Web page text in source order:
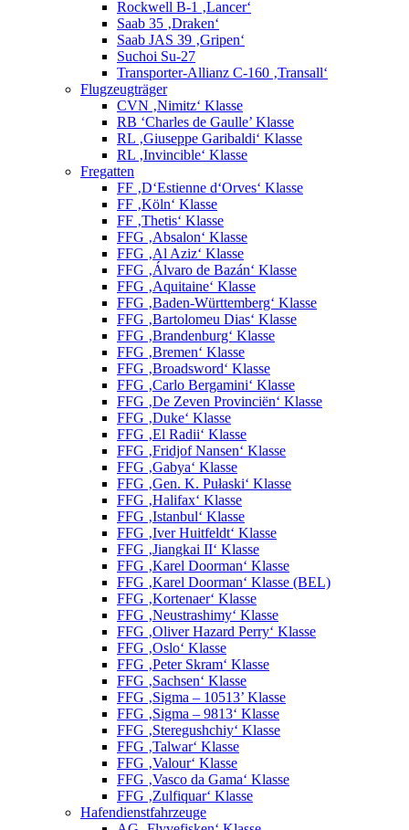
Rockwell B-1 ‚Lancer‘
Saab 35 ‚Draken‘
Saab JAS 39 ‚Gripen‘
Suchoi Su-27
Transporter-Allianz C-160 ‚Transall‘
Flugzeugträger
CVN ‚Nimitz‘ Klasse
RB ‘Charles de Gaulle’ Klasse
RL ‚Giuseppe Garibaldi‘ Klasse
RL ‚Invincible‘ Klasse
Fregatten
FF ‚D‘Estienne d‘Orves‘ Klasse
FF ‚Köln‘ Klasse
FF ‚Thetis‘ Klasse
FFG ‚Absalon‘ Klasse
FFG ‚Al Aziz‘ Klasse
FFG ‚Álvaro de Bazán‘ Klasse
FFG ‚Aquitaine‘ Klasse
FFG ‚Baden-Württemberg‘ Klasse
FFG ‚Bartolomeu Dias‘ Klasse
FFG ‚Brandenburg‘ Klasse
FFG ‚Bremen‘ Klasse
FFG ‚Broadsword‘ Klasse
FFG ‚Carlo Bergamini‘ Klasse
FFG ‚De Zeven Provinciën‘ Klasse
FFG ‚Duke‘ Klasse
FFG ‚El Radii‘ Klasse
FFG ‚Fridjof Nansen‘ Klasse
FFG ‚Gabya‘ Klasse
FFG ‚Gen. K. Pułaski‘ Klasse
FFG ‚Halifax‘ Klasse
FFG ‚Istanbul‘ Klasse
FFG ‚Iver Huitfeldt‘ Klasse
FFG ‚Jiangkai II‘ Klasse
FFG ‚Karel Doorman‘ Klasse
FFG ‚Karel Doorman‘ Klasse (BEL)
FFG ‚Kortenaer‘ Klasse
FFG ‚Neustrashimy‘ Klasse
FFG ‚Oliver Hazard Perry‘ Klasse
FFG ‚Oslo‘ Klasse
FFG ‚Peter Skram‘ Klasse
FFG ‚Sachsen‘ Klasse
FFG ‚Sigma – 10513’ Klasse
FFG ‚Sigma – 9813‘ Klasse
FFG ‚Steregushchiy‘ Klasse
FFG ‚Talwar‘ Klasse
FFG ‚Valour‘ Klasse
FFG ‚Vasco da Gama‘ Klasse
FFG ‚Zulfiquar‘ Klasse
Hafendienstfahrzeuge